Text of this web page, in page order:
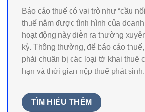
Báo cáo thuế có vai trò như “cầu
thuế nắm được tình hình của
hoạt động này diễn ra thường
kỳ. Thông thường, để báo cáo
phải chuẩn bị các loại tờ khai thuế
hạn và thời gian nộp thuế phát sinh.
TÌM HIỂU THÊM